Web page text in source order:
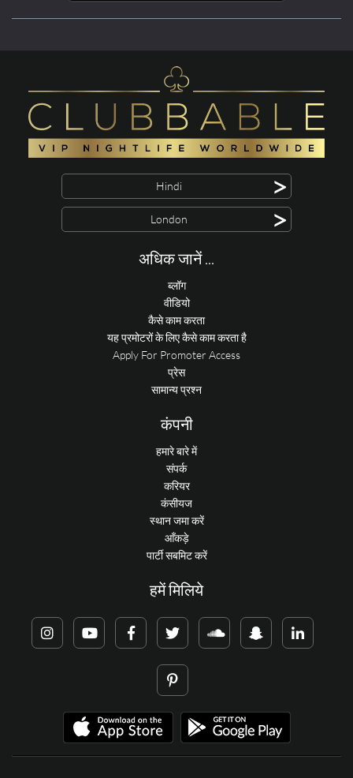
Hindi >
London >
अधिक जानें ...
ब्लॉग
वीडियो
कैसे काम करता
यह प्रमोटरों के लिए कैसे काम करता है
Apply For Promoter Access
प्रेस
सामान्य प्रश्न
कंपनी
हमारे बारे में
संपर्क
करियर
कंसीयज
स्थान जमा करें
आँकड़े
पार्टी सबमिट करें
हमें मिलिये